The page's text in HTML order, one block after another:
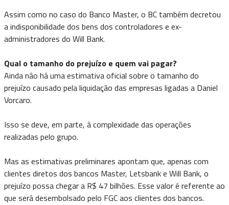
Assim como no caso do Banco Master, o BC também decretou
a indisponibilidade dos bens dos controladores e ex-
administradores do Will Bank.
Qual o tamanho do prejuízo e quem vai pagar?
Ainda não há uma estimativa oficial sobre o tamanho do
prejuízo causado pela liquidação das empresas ligadas a Daniel
Vorcaro.
Isso se deve, em parte, à complexidade das operações
realizadas pelo grupo.
Mas as estimativas preliminares apontam que, apenas com
clientes diretos dos bancos Master, Letsbank e Will Bank, o
prejuízo possa chegar a R$ 47 bilhões. Esse valor é referente ao
que será desembolsado pelo FGC aos clientes dos bancos.